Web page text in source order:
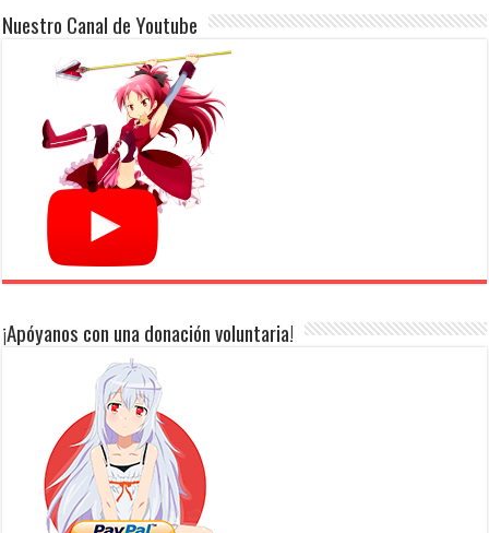
Nuestro Canal de Youtube
¡Apóyanos con una donación voluntaria!